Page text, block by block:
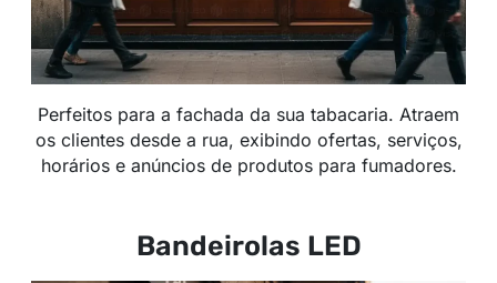
Perfeitos para a fachada da sua tabacaria. Atraem
os clientes desde a rua, exibindo ofertas, serviços,
horários e anúncios de produtos para fumadores.
Bandeirolas LED